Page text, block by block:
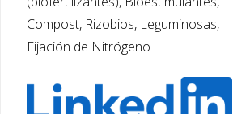
Compost, Rizobios, Leguminosas,
Fijación de Nitrógeno